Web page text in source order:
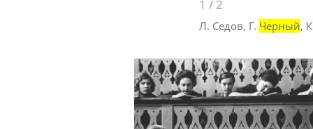
1 / 2
Л. Седов, Г. Черный,